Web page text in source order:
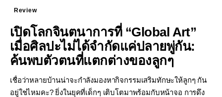
Review
เปิดโลกจินตนาการที่ “Global Art”
เมื่อศิลปะไม่ได้จำกัดแค่ปลายพู่กัน:
ค้นพบตัวตนที่แตกต่างของลูกๆ
เชื่อว่าหลายบ้านน่าจะกำลังมองหากิจกรรมเสริมทักษะให้ลูกๆ กัน
อยู่ใช่ไหมคะ? ยิ่งในยุคที่เด็กๆ เติบโตมาพร้อมกับหน้าจอ การดึง